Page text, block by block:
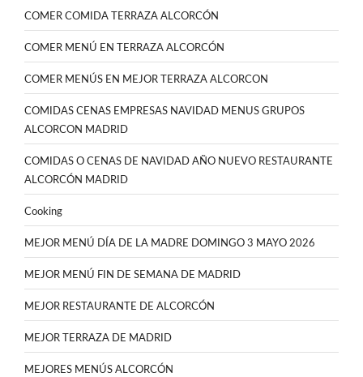
COMER COMIDA TERRAZA ALCORCÓN
COMER MENÚ EN TERRAZA ALCORCÓN
COMER MENÚS EN MEJOR TERRAZA ALCORCON
COMIDAS CENAS EMPRESAS NAVIDAD MENUS GRUPOS
ALCORCON MADRID
COMIDAS O CENAS DE NAVIDAD AÑO NUEVO RESTAURANTE
ALCORCÓN MADRID
Cooking
MEJOR MENÚ DÍA DE LA MADRE DOMINGO 3 MAYO 2026
MEJOR MENÚ FIN DE SEMANA DE MADRID
MEJOR RESTAURANTE DE ALCORCÓN
MEJOR TERRAZA DE MADRID
MEJORES MENÚS ALCORCÓN